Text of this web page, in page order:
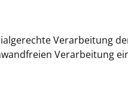
Verarbeitung
Verarbeitung